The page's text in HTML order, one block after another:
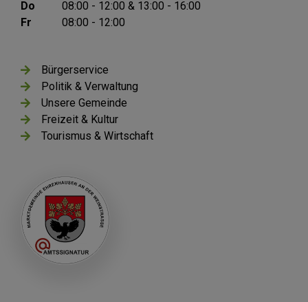
Do
08:00 - 12:00 & 13:00 - 16:00
Fr
08:00 - 12:00
Bürgerservice
Politik & Verwaltung
Unsere Gemeinde
Freizeit & Kultur
Tourismus & Wirtschaft